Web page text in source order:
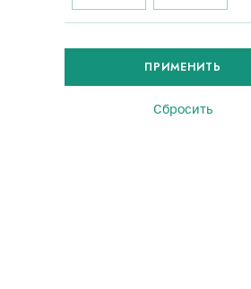
ПРИМЕНИТЬ
Сбросить